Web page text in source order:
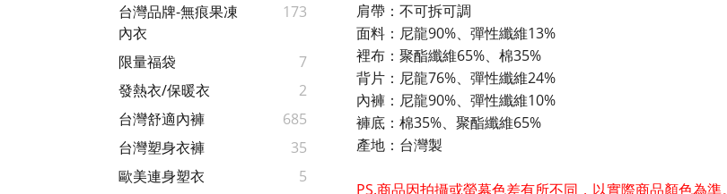
台灣品牌-無痕果凍
內衣
173
限量福袋
7
發熱衣/保暖衣
2
台灣舒適內褲
685
台灣塑身衣褲
35
歐美連身塑衣
5
肩帶：不可拆可調
面料：尼龍90%、彈性纖維13%
裡布：聚酯纖維65%、棉35%
背片：尼龍76%、彈性纖維24%
內褲：尼龍90%、彈性纖維10%
褲底：棉35%、聚酯纖維65%
產地：台灣製
PS.商品因拍攝或螢幕色差有所不同，以實際商品顏色為準。